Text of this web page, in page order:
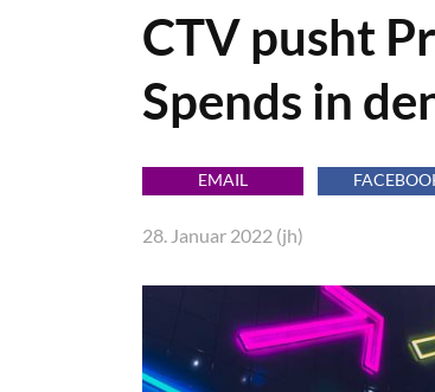
CTV pusht
Spends in
EMAIL
28. Januar 2022 (jh)